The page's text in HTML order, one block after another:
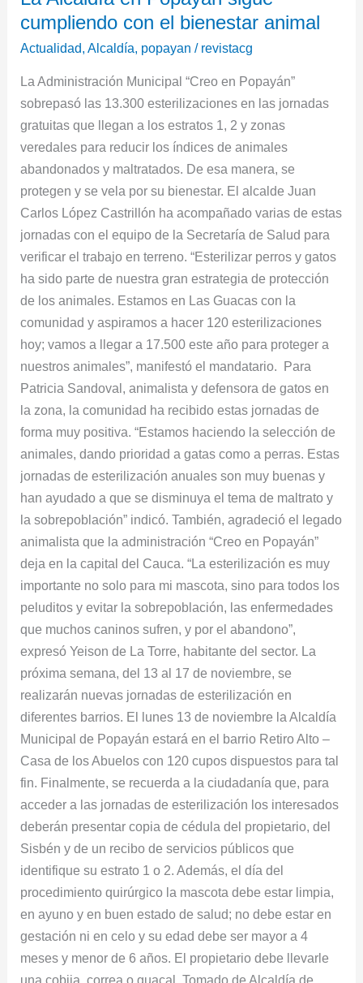
cumpliendo con el bienestar animal
Actualidad,Alcaldía, popayan / revistacg
La Administración Municipal “Creo en Popayán”
sobrepasó las 13.300 esterilizaciones en las jornadas
gratuitas que llegan a los estratos 1, 2 y zonas
veredales para reducir los índices de animales
abandonados y maltratados. De esa manera, se
protegen y se vela por su bienestar.​ El alcalde Juan
Carlos López Castrillón ha acompañado varias de estas
jornadas con el equipo de la Secretaría de Salud para
verificar el trabajo en terreno. “Esterilizar perros y gatos
ha sido parte de nuestra gran estrategia de protección
de los animales. Estamos en Las Guacas con la
comunidad y aspiramos a hacer 120 esterilizaciones
hoy; vamos a llegar a 17.500 este año para proteger a
nuestros animales”, manifestó el mandatario. Para
Patricia Sandoval, animalista y defensora de gatos en
la zona, la comunidad ha recibido estas jornadas de
forma muy positiva. “Estamos haciendo la selección de
animales, dando prioridad a gatas como a perras. Estas
jornadas de esterilización anuales son muy buenas y
han ayudado a que se disminuya el tema de maltrato y
la sobrepoblación” indicó. También, agradeció el legado
animalista que la administración “Creo en Popayán”
deja en la capital del Cauca. “La esterilización es muy
importante no solo para mi mascota, sino para todos los
peluditos y evitar la sobrepoblación, las enfermedades
que muchos caninos sufren, y por el abandono”,
expresó Yeison de La Torre, habitante del sector. La
próxima semana, del 13 al 17 de noviembre, se
realizarán nuevas jornadas de esterilización en
diferentes barrios. El lunes 13 de noviembre la Alcaldía
Municipal de Popayán estará en el barrio Retiro Alto –
Casa de los Abuelos con 120 cupos dispuestos para tal
fin. Finalmente, se recuerda a la ciudadanía que, para
acceder a las jornadas de esterilización los interesados
deberán presentar copia de cédula del propietario, del
Sisbén y de un recibo de servicios públicos que
identifique su estrato 1 o 2. Además, el día del
procedimiento quirúrgico la mascota debe estar limpia,
en ayuno y en buen estado de salud; no debe estar en
gestación ni en celo y su edad debe ser mayor a 4
meses y menor de 6 años. El propietario debe llevarle
en
Popayán
cumpliendo
con
el
bienestar
animal